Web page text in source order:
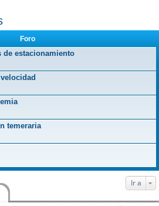
Foro
de estacionamiento
temeraria
Ir a